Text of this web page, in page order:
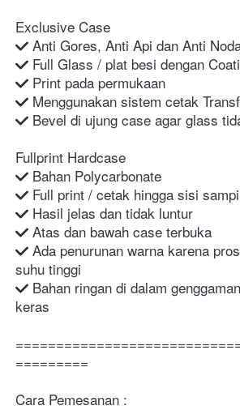
Exclusive Case
Anti Gores, Anti Api dan Anti
Full Glass / plat besi dengan
Print pada permukaan
Menggunakan sistem cetak
Bevel di ujung case agar glass
Fullprint Hardcase
Bahan Polycarbonate
Full print / cetak hingga sisi
Hasil jelas dan tidak luntur
Atas dan bawah case terbuka
Ada penurunan warna karena
suhu tinggi
Bahan ringan di dalam
keras
=========
Cara Pemesanan :